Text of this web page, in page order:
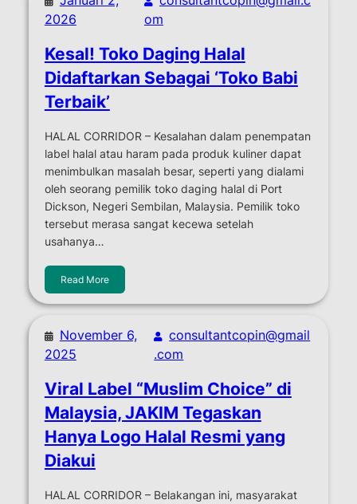
2026
om
Kesal! Toko Daging Halal
Didaftarkan Sebagai ‘Toko Babi
Terbaik’
HALAL CORRIDOR – Kesalahan dalam penempatan
label halal atau haram pada produk kuliner dapat
menimbulkan masalah besar, seperti yang dialami
oleh seorang pemilik toko daging halal di Port
Dickson, Negeri Sembilan, Malaysia. Pemilik toko
tersebut merasa sangat kecewa setelah
usahanya…
Read More
November 6,
2025
consultantcopin@gmail
.com
Viral Label “Muslim Choice” di
Malaysia, JAKIM Tegaskan
Hanya Logo Halal Resmi yang
Diakui
HALAL CORRIDOR – Belakangan ini, masyarakat